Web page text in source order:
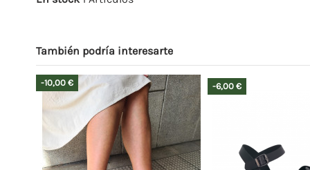
También podría interesarte
-10,00 €